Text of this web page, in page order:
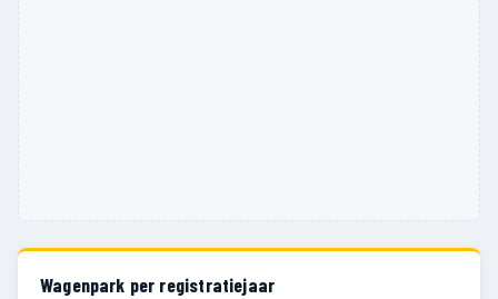
Wagenpark per registratiejaar